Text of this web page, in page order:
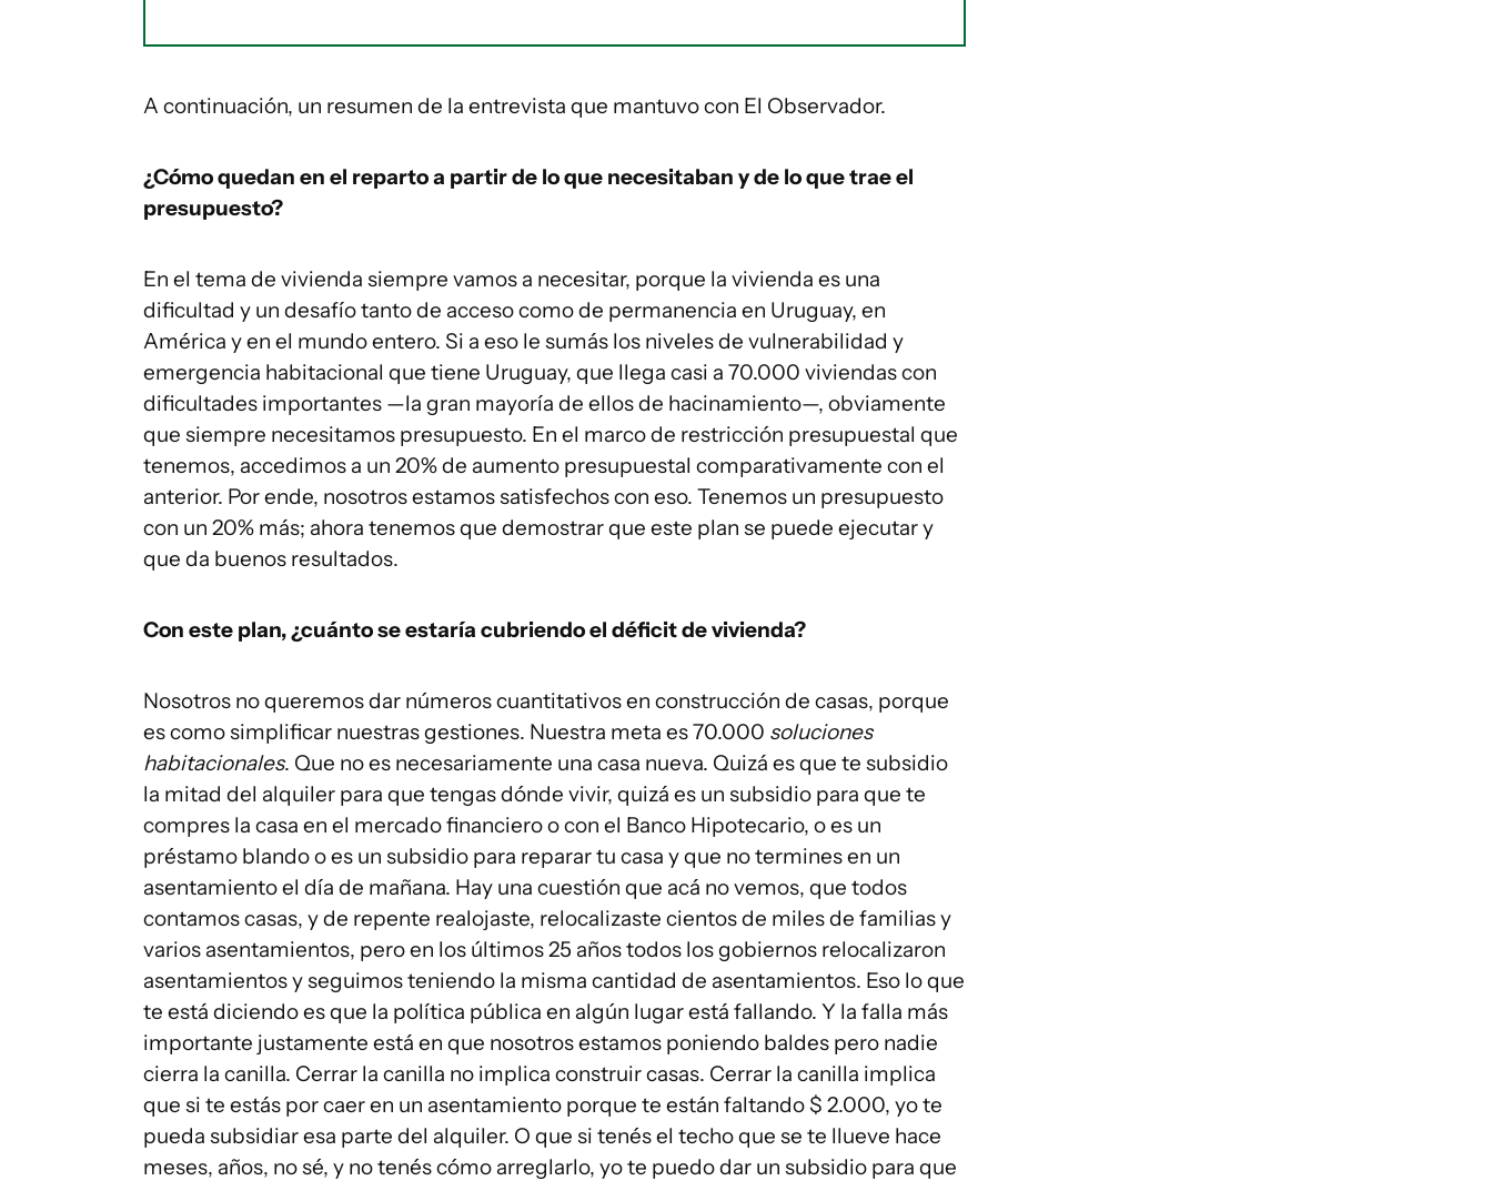
A continuación, un resumen de la entrevista que mantuvo con El Observador.
¿Cómo quedan en el reparto a partir de lo que necesitaban y de lo que trae el
presupuesto?
En el tema de vivienda siempre vamos a necesitar, porque la vivienda es una
dificultad y un desafío tanto de acceso como de permanencia en Uruguay, en
América y en el mundo entero. Si a eso le sumás los niveles de vulnerabilidad y
emergencia habitacional que tiene Uruguay, que llega casi a 70.000 viviendas con
dificultades importantes —la gran mayoría de ellos de hacinamiento—, obviamente
que siempre necesitamos presupuesto. En el marco de restricción presupuestal que
tenemos, accedimos a un 20% de aumento presupuestal comparativamente con el
anterior. Por ende, nosotros estamos satisfechos con eso. Tenemos un presupuesto
con un 20% más; ahora tenemos que demostrar que este plan se puede ejecutar y
que da buenos resultados.
Con este plan, ¿cuánto se estaría cubriendo el déficit de vivienda?
Nosotros no queremos dar números cuantitativos en construcción de casas, porque
es como simplificar nuestras gestiones. Nuestra meta es 70.000 soluciones
habitacionales. Que no es necesariamente una casa nueva. Quizá es que te subsidio
la mitad del alquiler para que tengas dónde vivir, quizá es un subsidio para que te
compres la casa en el mercado financiero o con el Banco Hipotecario, o es un
préstamo blando o es un subsidio para reparar tu casa y que no termines en un
asentamiento el día de mañana. Hay una cuestión que acá no vemos, que todos
contamos casas, y de repente realojaste, relocalizaste cientos de miles de familias y
varios asentamientos, pero en los últimos 25 años todos los gobiernos relocalizaron
asentamientos y seguimos teniendo la misma cantidad de asentamientos. Eso lo que
te está diciendo es que la política pública en algún lugar está fallando. Y la falla más
importante justamente está en que nosotros estamos poniendo baldes pero nadie
cierra la canilla. Cerrar la canilla no implica construir casas. Cerrar la canilla implica
que si te estás por caer en un asentamiento porque te están faltando $ 2.000, yo te
pueda subsidiar esa parte del alquiler. O que si tenés el techo que se te llueve hace
meses, años, no sé, y no tenés cómo arreglarlo, yo te puedo dar un subsidio para que